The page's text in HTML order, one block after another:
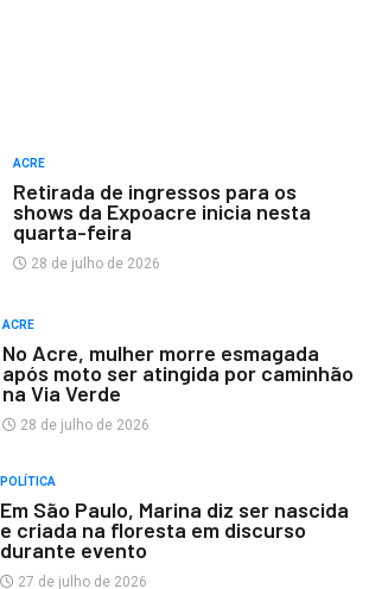
ACRE
Retirada de ingressos para os
shows da Expoacre inicia nesta
quarta-feira
28 de julho de 2026
ACRE
No Acre, mulher morre esmagada
após moto ser atingida por caminhão
na Via Verde
28 de julho de 2026
POLÍTICA
Em São Paulo, Marina diz ser nascida
e criada na floresta em discurso
durante evento
27 de julho de 2026